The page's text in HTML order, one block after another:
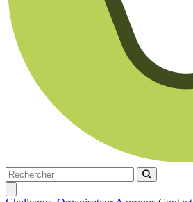
Rechercher
Rechercher